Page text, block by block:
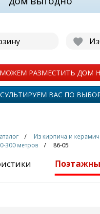
РАЗМЕСТИТЬ ДОМ
ВАС ПО
Из кирпича и
300 метров
86-05